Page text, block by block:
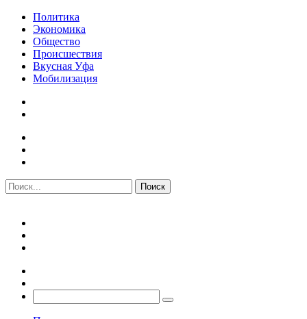
Политика
Экономика
Общество
Происшествия
Вкусная Уфа
Мобилизация